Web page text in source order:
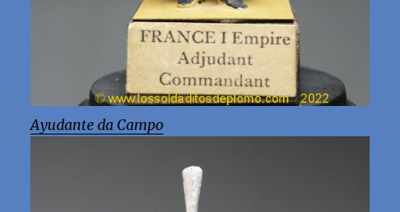
Ayudante da Campo